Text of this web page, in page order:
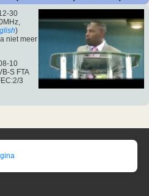
30
)
niet meer
10
S FTA
3